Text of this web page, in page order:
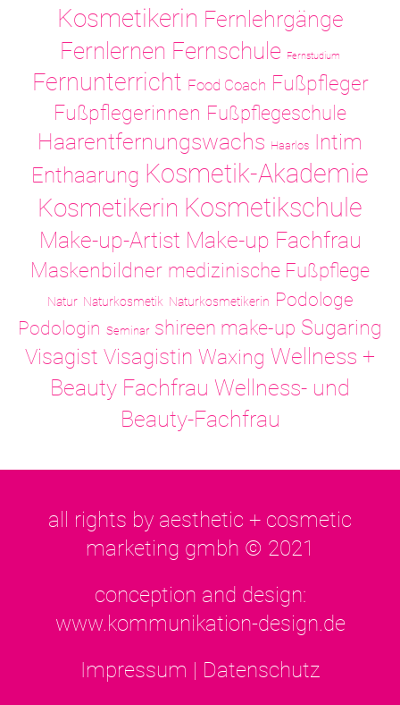
Kosmetikerin Fernlehrgänge
Fernlernen Fernschule Fernstudium
Fernunterricht Food Coach Fußpfleger
Fußpflegerinnen Fußpflegeschule
Haarentfernungswachs Haarlos Intim
Enthaarung Kosmetik-Akademie
Kosmetikerin Kosmetikschule
Make-up-Artist Make-up Fachfrau
Maskenbildner medizinische Fußpflege
Natur Naturkosmetik Naturkosmetikerin Podologe
Podologin Seminar shireen make-up Sugaring
Visagist Visagistin Waxing Wellness +
Beauty Fachfrau Wellness- und
Beauty-Fachfrau
all rights by aesthetic + cosmetic
marketing gmbh © 2021
conception and design:
www.kommunikation-design.de
Impressum | Datenschutz